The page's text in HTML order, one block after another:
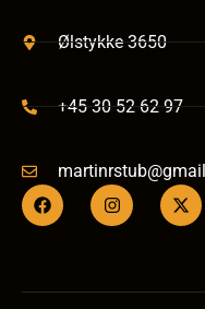
Ølstykke 3650
+45 30 52 62 97